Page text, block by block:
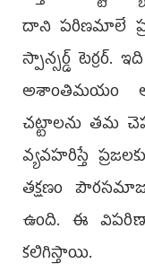
దాని పరిణమాలే
స్పాన్సర్డ్‌
అశాంతిమయం
చట్టాలను తమ
వ్యవహరిస్తే
తక్షణం
ఉంది. ఈ
కలిగిస్తాయి.